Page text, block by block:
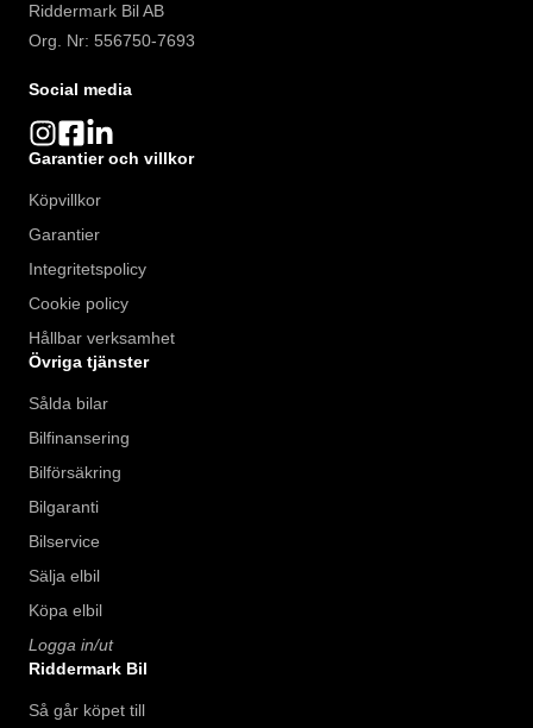
Riddermark Bil AB
Org. Nr: 556750-7693
Social media
Garantier och villkor
Köpvillkor
Garantier
Integritetspolicy
Cookie policy
Hållbar verksamhet
Övriga tjänster
Sålda bilar
Bilfinansering
Bilförsäkring
Bilgaranti
Bilservice
Sälja elbil
Köpa elbil
Logga in/ut
Riddermark Bil
Så går köpet till